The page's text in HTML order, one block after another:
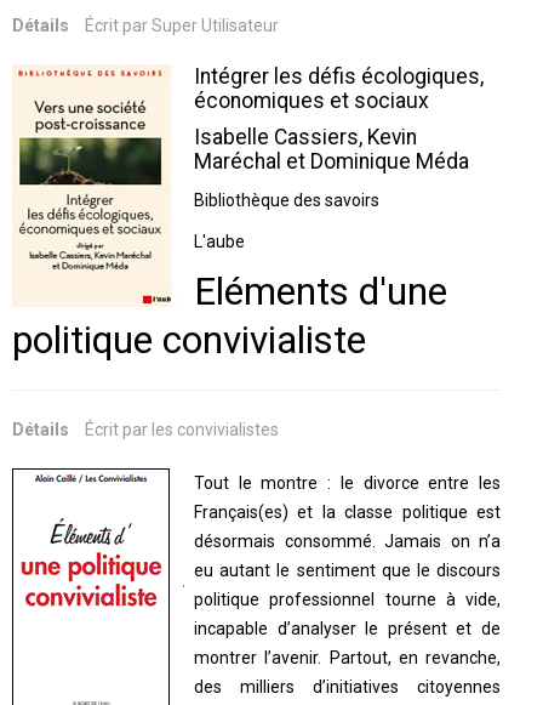
Détails Écrit parSuper Utilisateur
Intégrer les défis écologiques,
économiques et sociaux
Isabelle Cassiers, Kevin
Maréchal et Dominique Méda
Bibliothèque des savoirs
L'aube
Eléments d'une
politique convivialiste
Détails Écrit par les convivialistes
Tout le montre : le divorce entre les
Français(es) et la classe politique est
désormais consommé. Jamais on n’a
eu autant le sentiment que le discours
politique professionnel tourne à vide,
incapable d’analyser le présent et de
montrer l’avenir. Partout, en revanche,
des milliers d’initiatives citoyennes